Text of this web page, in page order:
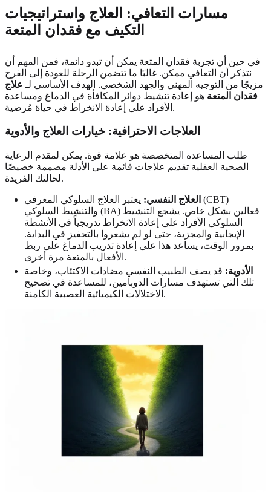
مسارات التعافي: العلاج واستراتيجيات
التكيف مع فقدان المتعة
في حين أن تجربة فقدان المتعة يمكن أن تبدو دائمة، فمن المهم أن
نتذكر أن التعافي ممكن. غالبًا ما تتضمن الرحلة للعودة إلى الفرح
مزيجًا من التوجيه المهني والجهد الشخصي. الهدف الأساسي لـ علاج
فقدان المتعة هو إعادة تنشيط دوائر المكافأة في الدماغ ومساعدة
الأفراد على إعادة الانخراط في حياة مُرضية.
العلاجات الاحترافية: خيارات العلاج والأدوية
طلب المساعدة المتخصصة هو علامة قوة. يمكن لمقدم الرعاية
الصحية العقلية تقديم علاجات قائمة على الأدلة مصممة خصيصًا
لحالتك الفريدة.
العلاج النفسي: يعتبر العلاج السلوكي المعرفي (CBT)
والتنشيط السلوكي (BA) فعالين بشكل خاص. يشجع التنشيط
السلوكي الأفراد على إعادة الانخراط تدريجياً في الأنشطة
الإيجابية والمجزية، حتى لو لم يشعروا بالتحفيز في البداية.
بمرور الوقت، يساعد هذا على إعادة تدريب الدماغ على ربط
الأفعال بالمتعة مرة أخرى.
الأدوية: قد يصف الطبيب النفسي مضادات الاكتئاب، وخاصة
تلك التي تستهدف مسارات الدوبامين، للمساعدة في تصحيح
الاختلالات الكيميائية العصبية الكامنة.